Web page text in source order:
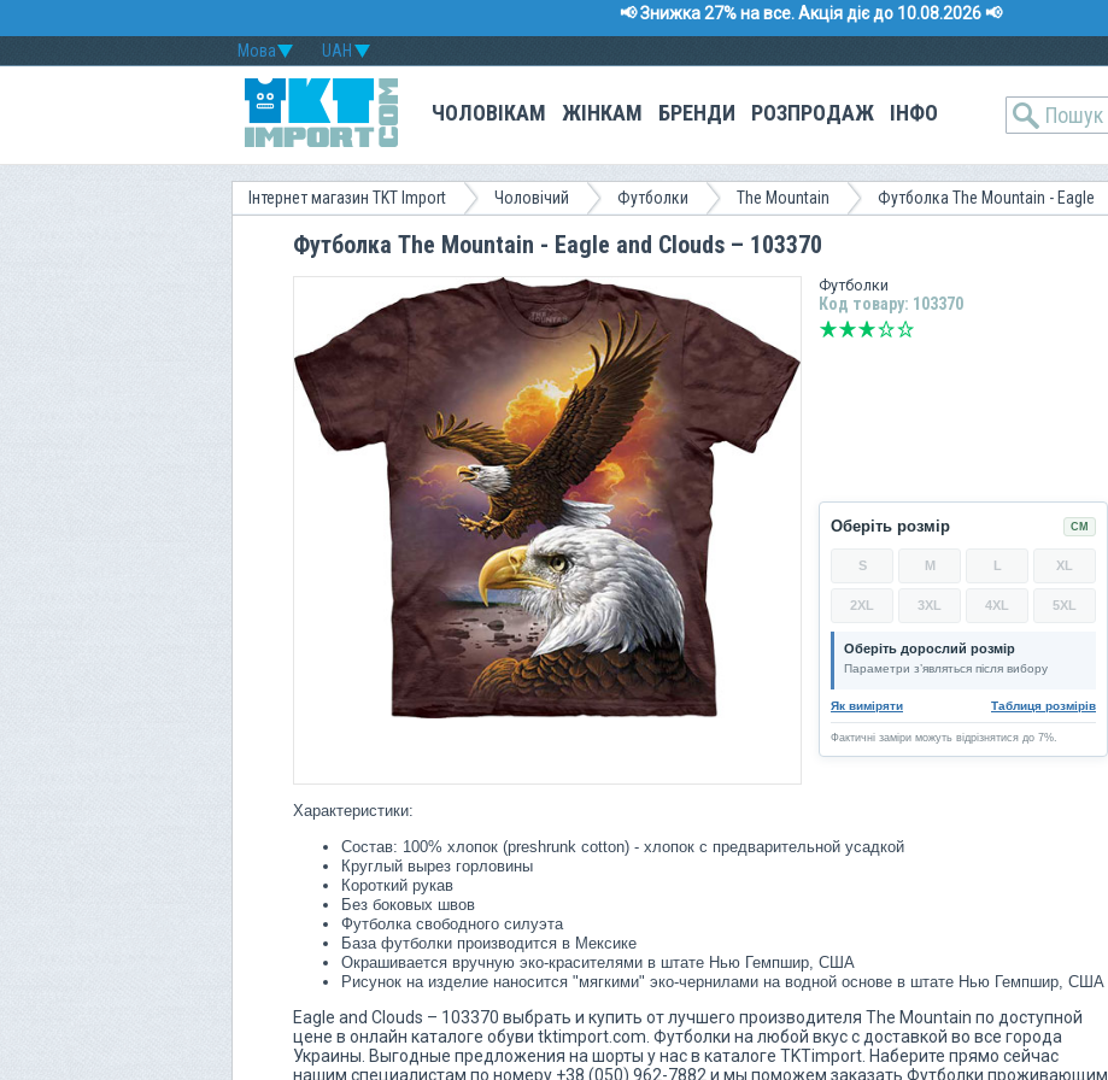
📢 Знижка 27% на все. Акція діє до 10.08.2026 📢
UAH
Мова
ЧОЛОВІКАМ ЖІНКАМ БРЕНДИ РОЗПРОДАЖ ІНФО
Інтернет магазин TKT Import Чоловічий Футболки The Mountain Футболка The Mountain - Eagle
Футболка The Mountain - Eagle and Clouds – 103370
Футболки
Код товару: 103370
Оберіть розмір СМ
S M L XL
2XL 3XL 4XL 5XL
Оберіть дорослий розмір
Параметри з’являться після вибору
Як виміряти Таблиця розмірів
Фактичні заміри можуть відрізнятися до 7%.
Характеристики:
Состав: 100% хлопок (preshrunk cotton) - хлопок с предварительной усадкой
Круглый вырез горловины
Короткий рукав
Без боковых швов
Футболка свободного силуэта
База футболки производится в Мексике
Окрашивается вручную эко-красителями в штате Нью Гемпшир, США
Рисунок на изделие наносится "мягкими" эко-чернилами на водной основе в штате Нью Гемпшир, США
Eagle and Clouds – 103370 выбрать и купить от лучшего производителя The Mountain по доступной
цене в онлайн каталоге обуви tktimport.com. Футболки на любой вкус с доставкой во все города
Украины. Выгодные предложения на шорты у нас в каталоге TKTimport. Наберите прямо сейчас
нашим специалистам по номеру +38 (050) 962-7882 и мы поможем заказать Футболки проживающим